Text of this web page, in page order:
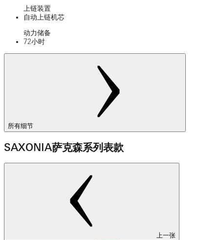
上链装置
自动上链机芯
动力储备
72小时
所有细节
SAXONIA萨克森系列表款
上一张